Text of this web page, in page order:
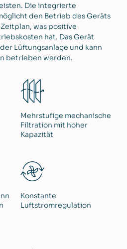
Die integrierte
den Betrieb des Geräts
was positive
hat. Das Gerät
Lüftungsanlage und kann
betrieben werden.
Mehrstufige mechanische
Filtration mit hoher
Kapazität
Konstante
Luftstromregulation